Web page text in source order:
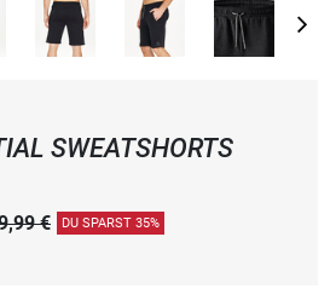
SWEATSHORTS
€ DU SPARST 35%